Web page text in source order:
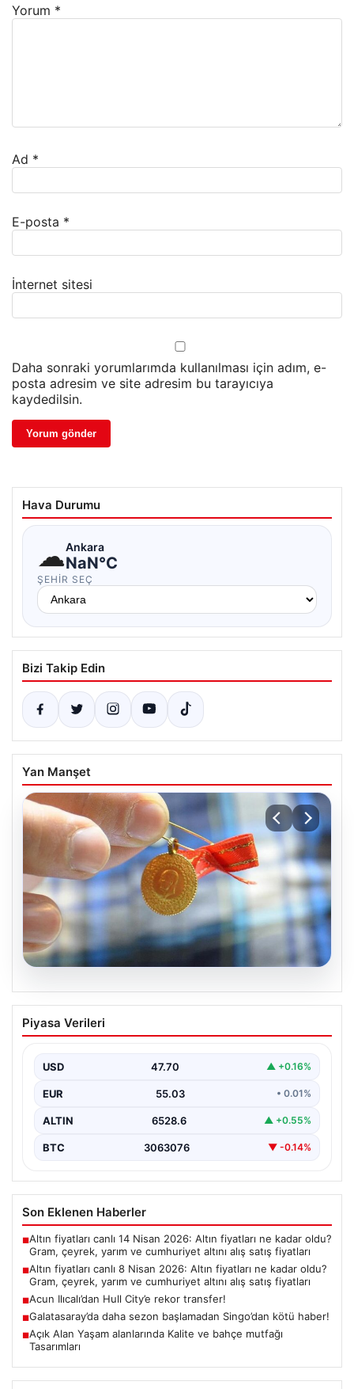
Yorum *
Ad *
E-posta *
İnternet sitesi
Daha sonraki yorumlarımda kullanılması için adım, e-
posta adresim ve site adresim bu tarayıcıya
kaydedilsin.
Hava Durumu
☁Ankara
NaN°C
ŞEHIR SEÇ
Bizi Takip Edin
Yan Manşet
Altın fiyatları canlı 8 Nisan 2026: Altın
fiyatları ne kadar oldu? Gram, çeyrek,
fiyatları
Piyasa Verileri
USD 47.70 ▲ +0.16%
EUR 55.03 • 0.01%
ALTIN 6528.6 ▲ +0.55%
BTC 3063076 ▼ -0.14%
Son Eklenen Haberler
■Altın fiyatları canlı 14 Nisan 2026: Altın fiyatları ne kadar oldu?
Gram, çeyrek, yarım ve cumhuriyet altını alış satış fiyatları
■Altın fiyatları canlı 8 Nisan 2026: Altın fiyatları ne kadar oldu?
Gram, çeyrek, yarım ve cumhuriyet altını alış satış fiyatları
■Acun Ilıcalı’dan Hull City’e rekor transfer!
■Galatasaray’da daha sezon başlamadan Singo’dan kötü haber!
■Açık Alan Yaşam alanlarında Kalite ve bahçe mutfağı
Tasarımları